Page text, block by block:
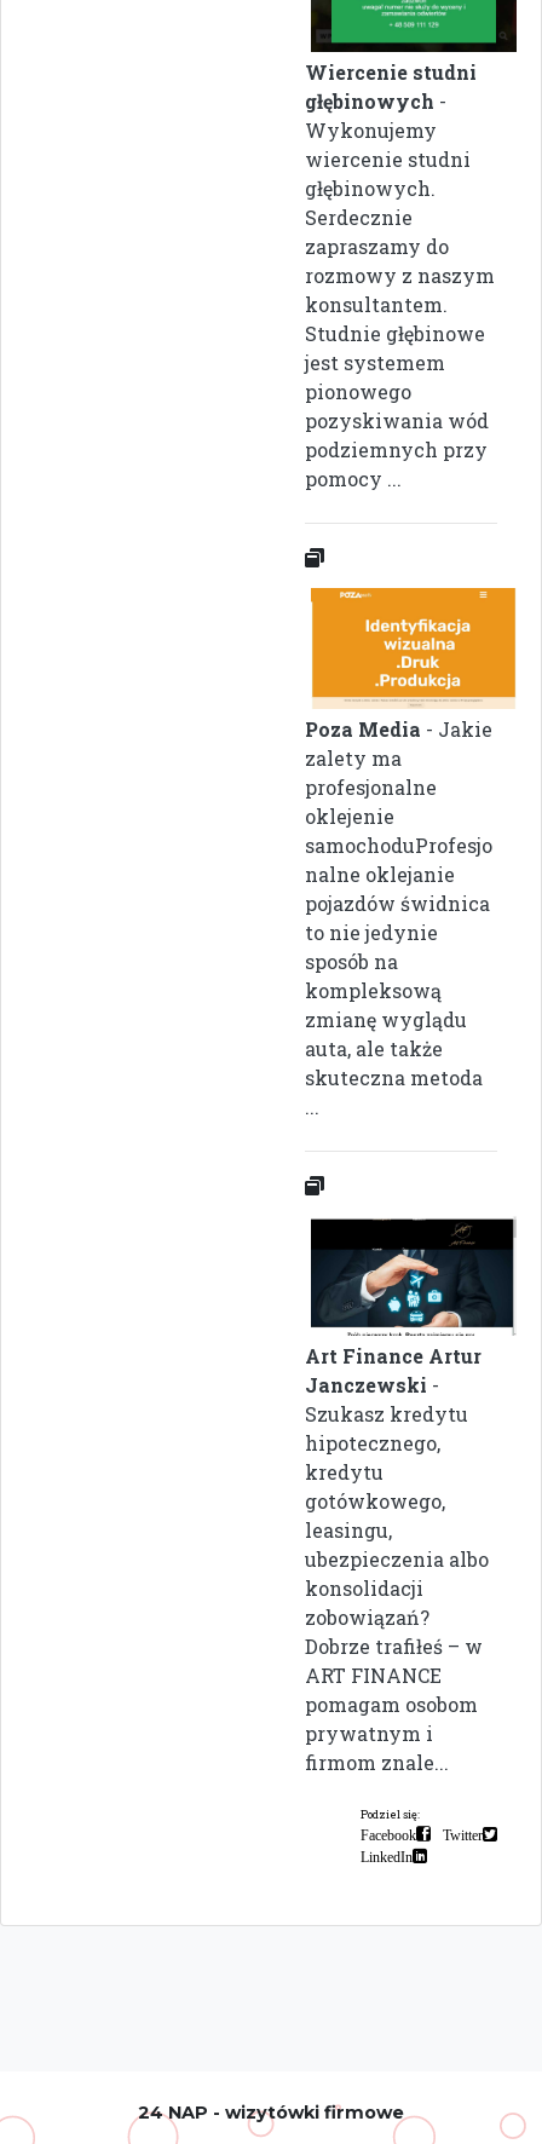
Wiercenie studni
głębinowych -
Wykonujemy
wiercenie studni
głębinowych.
Serdecznie
zapraszamy do
rozmowy z naszym
konsultantem.
Studnie głębinowe
jest systemem
pionowego
pozyskiwania wód
podziemnych przy
pomocy ...
Poza Media - Jakie
zalety ma
profesjonalne
oklejenie
samochoduProfesjo
nalne oklejanie
pojazdów świdnica
to nie jedynie
sposób na
kompleksową
zmianę wyglądu
auta, ale także
skuteczna metoda
...
Art Finance Artur
Janczewski -
Szukasz kredytu
hipotecznego,
kredytu
gotówkowego,
leasingu,
ubezpieczenia albo
konsolidacji
zobowiązań?
Dobrze trafiłeś – w
ART FINANCE
pomagam osobom
prywatnym i
firmom znale...
Podziel się:
Facebook
Twitter
LinkedIn
24 NAP - wizytówki firmowe